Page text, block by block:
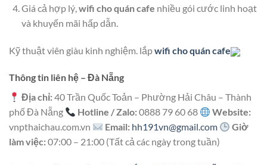
Giá cả hợp lý,wifi cho quán cafe nhiều gói cước linh hoạt
và khuyến mãi hấp dẫn.
Kỹ thuật viên giàu kinh nghiệm. lắpwifi cho quán cafe
Thông tin liên hệ – Đà Nẵng
Địa chỉ:40 Trần Quốc Toản – Phường Hải Châu – Thành
phố Đà Nẵng
Hotline / Zalo:0888 79 60 68
Website:
vnpthaichau.com.vn
Email: hh191vn@gmail.com
Giờ
làm việc:07:00 – 21:00 (Tất cả các ngày trong tuần)